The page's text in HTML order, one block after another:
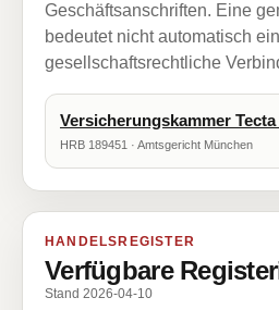
Geschäftsanschriften. Eine
bedeutet nicht automatisch
gesellschaftsrechtliche
Versicherungskammer
HRB 189451 · Amtsgericht München
HANDELSREGISTER
Verfügbare
Stand 2026-04-10